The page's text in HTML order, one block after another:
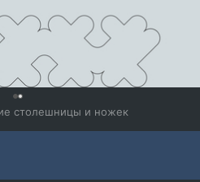
столешницы и ножек